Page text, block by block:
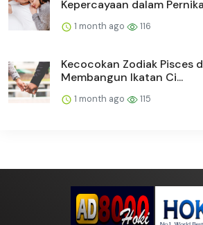
Kepercayaan dalam
1 month ago 116
Kecocokan Zodiak Pisces
Membangun Ikatan Ci...
1 month ago 115